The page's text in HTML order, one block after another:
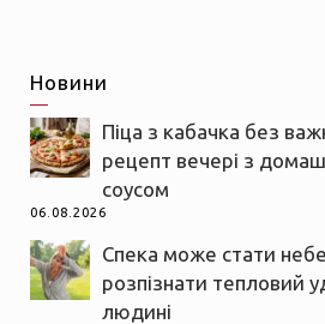
Новини
Піца з кабачка без
рецепт вечері з
соусом
06.08.2026
Спека може стати
розпізнати тепловий
людині